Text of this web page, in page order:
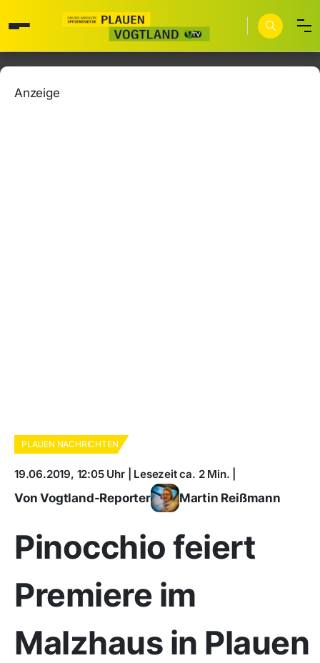
Anzeige
PLAUEN NACHRICHTEN
19.06.2019, 12:05 Uhr | Lesezeit ca. 2 Min. |
Von Vogtland-Reporter Martin Reißmann
Pinocchio feiert
Premiere im
Malzhaus in Plauen